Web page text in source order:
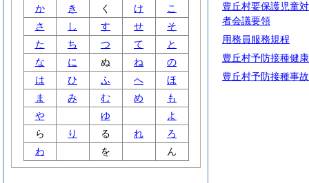
豊丘村要保護児童
者会議要領
用務員服務規程
豊丘村予防接種健
豊丘村予防接種事
か
き く け
こ
さ
し す せ
そ
た
ち つ て
と
な
に ぬ ね
の
は
ひ ふ へ
ほ
ま
み む め
も
や
ゆ
よ
ら
り る れ
ろ
わ
を ん